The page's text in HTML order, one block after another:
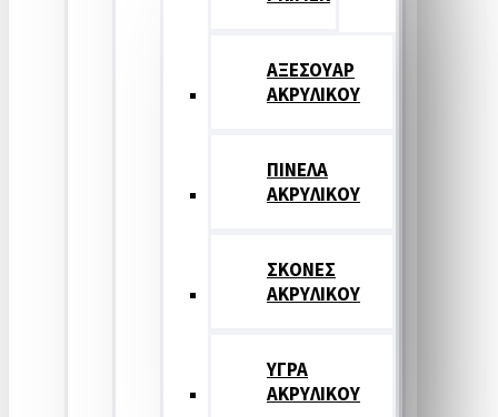
ΑΞΕΣΟΥΑΡ
ΑΚΡΥΛΙΚΟΥ
ΠΙΝΕΛΑ
ΑΚΡΥΛΙΚΟΥ
ΣΚΟΝΕΣ
ΑΚΡΥΛΙΚΟΥ
ΥΓΡΑ
ΑΚΡΥΛΙΚΟΥ